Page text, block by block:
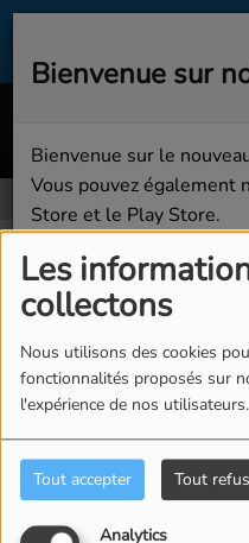
Les
collectons
Nous utilisons des cookies
fonctionnalités proposés sur
l'expérience de nos utilisateurs.
Tout accepter Tout
Analytics
CARLY RAE JEPSEN
Agenda
Agenda
Bienvenue sur
Bienvenue sur le
Vous pouvez également
Store et le Play Store.
Bonne écoute sur